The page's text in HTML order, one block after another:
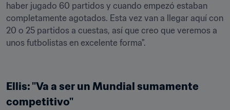
haber jugado 60 partidos y cuando empezó estaban
completamente agotados. Esta vez van a llegar aquí con
20 o 25 partidos a cuestas, así que creo que veremos a
unos futbolistas en excelente forma".
Ellis: "Va a ser un Mundial sumamente
competitivo"